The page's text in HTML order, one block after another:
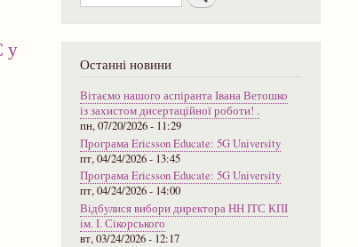
у
Останні новини
Вітаємо нашого аспіранта Івана Ветошко
із захистом дисертаційної роботи! .
пн, 07/20/2026 - 11:29
Програма Ericsson Educate: 5G University
пт, 04/24/2026 - 13:45
Програма Ericsson Educate: 5G University
пт, 04/24/2026 - 14:00
Відбулися вибори директора НН ІТС КПІ
ім. І. Сікорського
вт, 03/24/2026 - 12:17